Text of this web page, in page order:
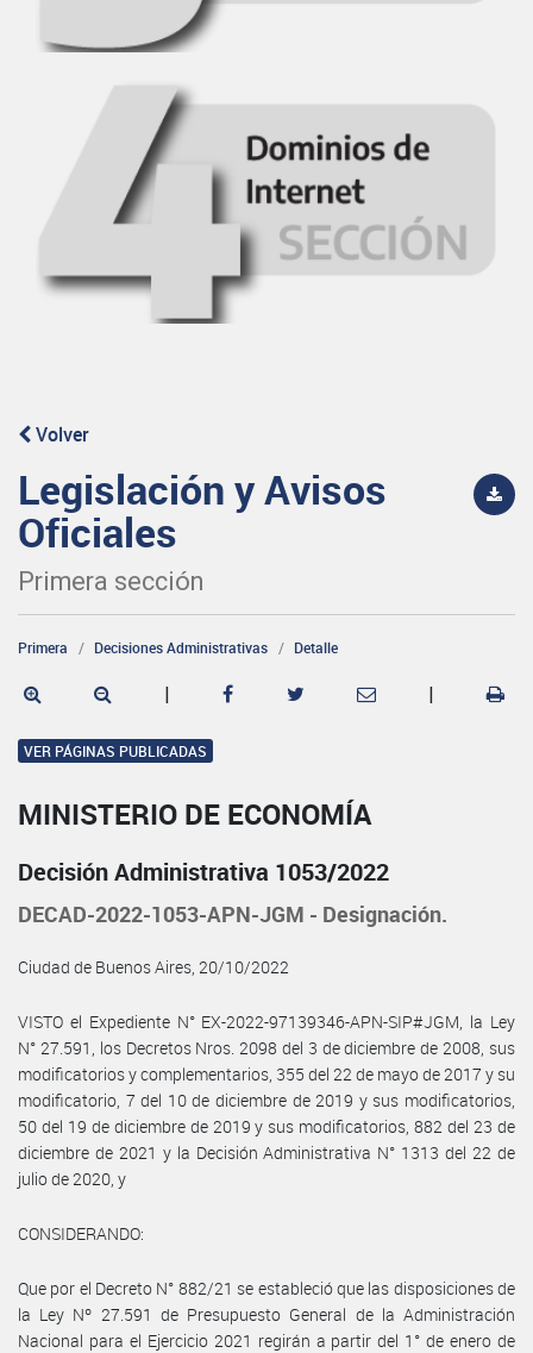
Volver
Legislación y Avisos
Oficiales
Primera sección
Primera Decisiones Administrativas Detalle
| |
VER PÁGINAS PUBLICADAS
MINISTERIO DE ECONOMÍA
Decisión Administrativa 1053/2022
DECAD-2022-1053-APN-JGM - Designación.
Ciudad de Buenos Aires, 20/10/2022
VISTO el Expediente N° EX-2022-97139346-APN-SIP#JGM, la Ley
N° 27.591, los Decretos Nros. 2098 del 3 de diciembre de 2008, sus
modificatorios y complementarios, 355 del 22 de mayo de 2017 y su
modificatorio, 7 del 10 de diciembre de 2019 y sus modificatorios,
50 del 19 de diciembre de 2019 y sus modificatorios, 882 del 23 de
diciembre de 2021 y la Decisión Administrativa N° 1313 del 22 de
julio de 2020, y
CONSIDERANDO:
Que por el Decreto N° 882/21 se estableció que las disposiciones de
la Ley Nº 27.591 de Presupuesto General de la Administración
Nacional para el Ejercicio 2021 regirán a partir del 1° de enero de